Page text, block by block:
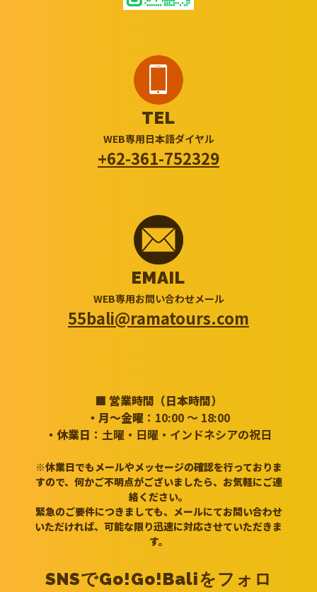
TEL
WEB専用日本語ダイヤル
+62-361-752329
EMAIL
WEB専用お問い合わせメール
55bali@ramatours.com
■ 営業時間（日本時間）
・月～金曜 ：10:00 ～ 18:00
・休業日 ：土曜・日曜・インドネシアの祝日
※休業日でもメールやメッセージの確認を行っておりま
すので、何かご不明点がございましたら、お気軽にご連
絡ください。
緊急のご要件につきましても、メールにてお問い合わせ
いただければ、可能な限り迅速に対応させていただきま
す。
SNSでGo!Go!Baliをフォロ